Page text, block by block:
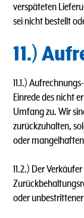
verspäteten
sei nicht bestellt
11.)
11.1.)
Einrede des nicht
Umfang zu. Wir
zurückzuhalten,
oder
11.2.) Der
oder